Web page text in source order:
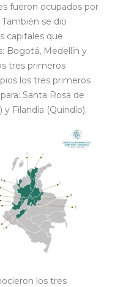
fueron ocupados por
se dio
capitales que
Bogotá, Medellín y
tres primeros
los tres primeros
Santa Rosa de
y Filandia (Quindío).
los tres